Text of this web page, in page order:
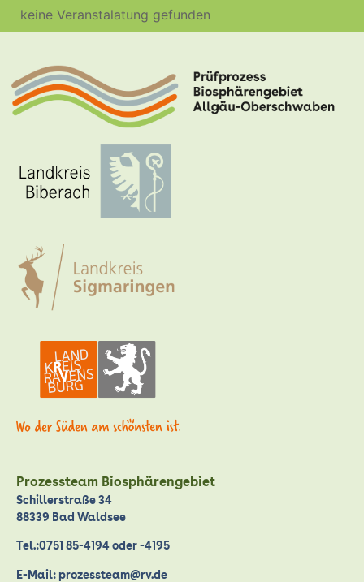
keine Veranstalatung gefunden
Prozessteam Biosphärengebiet
Schillerstraße 34
88339 Bad Waldsee
Tel.:0751 85-4194 oder -4195
E-Mail: prozessteam@rv.de